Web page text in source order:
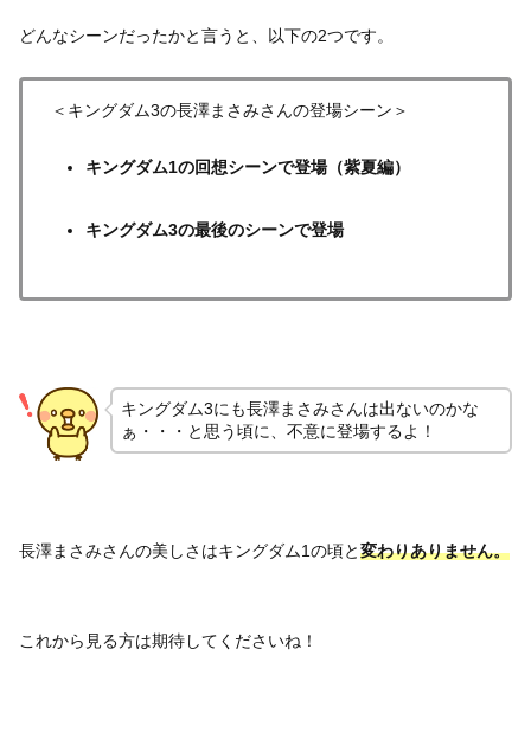
どんなシーンだったかと言うと、以下の2つです。
＜キングダム3の長澤まさみさんの登場シーン＞
キングダム1の回想シーンで登場（紫夏編）
キングダム3の最後のシーンで登場
キングダム3にも長澤まさみさんは出ないのかな
ぁ・・・と思う頃に、不意に登場するよ！
長澤まさみさんの美しさはキングダム1の頃と変わりありません。
これから見る方は期待してくださいね！